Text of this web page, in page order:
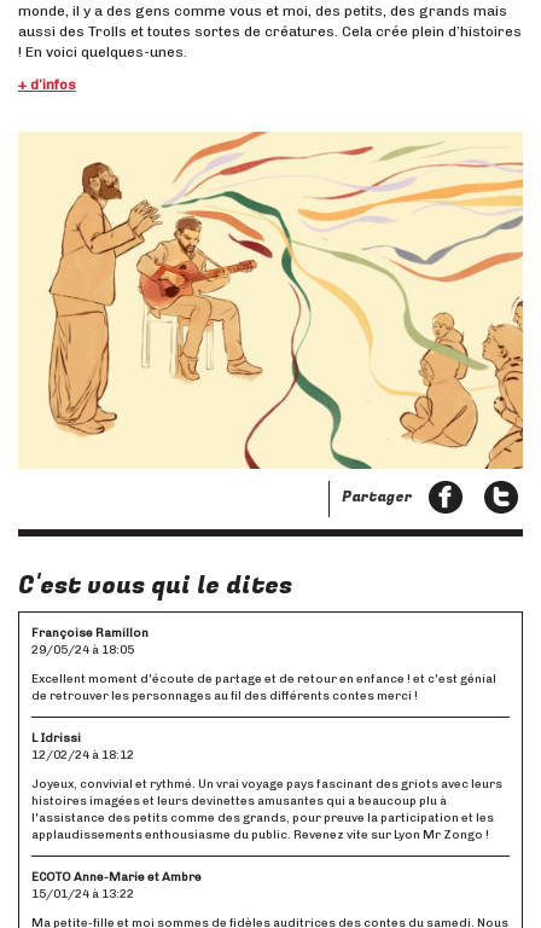
monde, il y a des gens comme vous et moi, des petits, des grands mais
aussi des Trolls et toutes sortes de créatures. Cela crée plein d’histoires
! En voici quelques-unes.
+ d’infos
Partager
C'est vous qui le dites
Françoise Ramillon
29/05/24 à 18:05
Excellent moment d'écoute de partage et de retour en enfance ! et c'est génial
de retrouver les personnages au fil des différents contes merci !
L Idrissi
12/02/24 à 18:12
Joyeux, convivial et rythmé. Un vrai voyage pays fascinant des griots avec leurs
histoires imagées et leurs devinettes amusantes qui a beaucoup plu à
l'assistance des petits comme des grands, pour preuve la participation et les
applaudissements enthousiasme du public. Revenez vite sur Lyon Mr Zongo !
ECOTO Anne-Marie et Ambre
15/01/24 à 13:22
Ma petite-fille et moi sommes de fidèles auditrices des contes du samedi. Nous